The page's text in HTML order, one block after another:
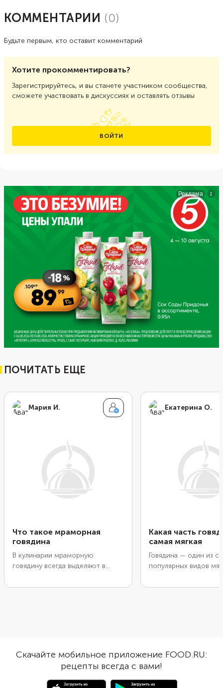
КОММЕНТАРИИ (0)
Будьте первым, кто оставит комментарий
Хотите прокомментировать?
Зарегистрируйтесь, и вы станете участником сообщества,
сможете участвовать в дискуссиях и оставлять отзывы
ВОЙТИ
ПОЧИТАТЬ ЕЩЕ
Мария И.
Что такое мраморная
говядина
В кулинарии мраморную
говядину всегда выделяют в
дороже, выглядит иначе
мраморную говядину.
Екатерина О.
Какая часть
самая мягкая
Говядина — один из
популярных видов
получилось вкусным,
Скачайте мобильное приложение FOOD.RU:
рецепты всегда с вами!